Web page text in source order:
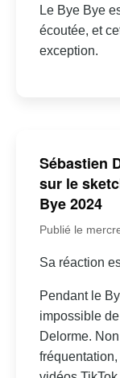
Le Bye Bye
écoutée, et
exception.
Sébastien
sur le
Bye 2024
Publié le
Sa réaction
Pendant le
impossible
Delorme.